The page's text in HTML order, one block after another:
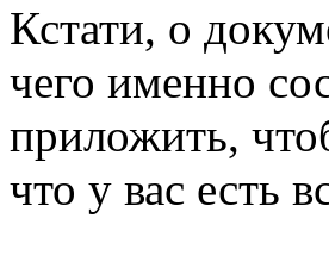
Кстати, о
чего именно
приложить,
что у вас есть